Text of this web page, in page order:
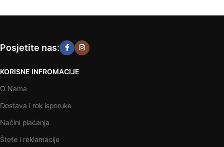
Posjetite nas:
KORISNE INFROMACIJE
O Nama
Dostava i rok isporuke
Načini plaćanja
Štete i reklamacije